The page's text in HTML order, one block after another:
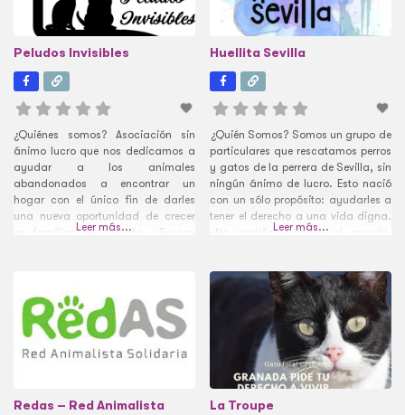
Peludos Invisibles
¿Quiénes somos? Asociación sin
ánimo lucro que nos dedicamos a
ayudar a los animales
abandonados a encontrar un
hogar con el único fin de darles
una nueva oportunidad de crecer
en familias de corazón. ¿Buscas
Roda de Andalucía, como
Asociación protectora de animales
ofrece hogar temporal
Leer más...
Huellita Sevilla
¿Quién Somos? Somos un grupo de
particulares que rescatamos perros
y gatos de la perrera de Sevilla, sin
ningún ánimo de lucro. Esto nació
con un sólo propósito: ayudarles a
tener el derecho a una vida digna.
«No podrás cambiar el mundo,
sido abandonados por sus dueños
Leer más...
Redas – Red Animalista
La Troupe